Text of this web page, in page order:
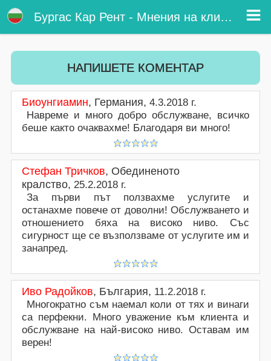
Мнения на клиенти. Мнения на клиенти за нашите автомобили под наем на летище Бургас. Напиши и публикувай онлайн
мнение за кола под наем на летище Бургас. Оцени нашите онлайн услуги за коли под наем в Бургас.Бургас Кар Рент - Мнения на клиенти
НАПИШЕТЕ КОМЕНТАР
Биоунгиамин, Германия,4.3.2018 г.
Навреме и много добро обслужване, всичко
беше както очаквахме! Благодаря ви много!
Стефан Тричков, Обединеното
кралство,25.2.2018 г.
За първи път ползвахме услугите и
останахме повече от доволни! Обслужването и
отношението бяха на високо ниво. Със
сигурност ще се възползваме от услугите им и
занапред.
Иво Радойков, България, 11.2.2018 г.
Многократно съм наемал коли от тях и винаги
са перфекни. Много уважение към клиента и
обслужване на най-високо ниво. Оставам им
верен!